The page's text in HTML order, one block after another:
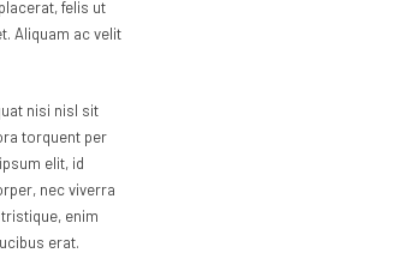
felis ut
Aliquam ac velit
nisi nisl sit
torquent per
elit, id
nec viverra
enim
erat.